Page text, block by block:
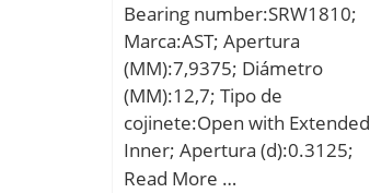
Bearing number:SRW1810;
Marca:AST; Apertura
(MM):7,9375; Diámetro
(MM):12,7; Tipo de
cojinete:Open with Extended
Inner; Apertura (d):0.3125;
Diámetro exterior (d):0.5000;
Read More …